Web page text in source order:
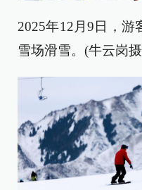
2025年12月9日，游
雪场滑雪。(牛云岗